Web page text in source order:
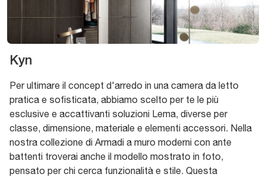
Kyn
Per ultimare il concept d'arredo in una camera da letto
pratica e sofisticata, abbiamo scelto per te le più
esclusive e accattivanti soluzioni Lema, diverse per
classe, dimensione, materiale e elementi accessori. Nella
nostra collezione di Armadi a muro moderni con ante
battenti troverai anche il modello mostrato in foto,
pensato per chi cerca funzionalità e stile. Questa